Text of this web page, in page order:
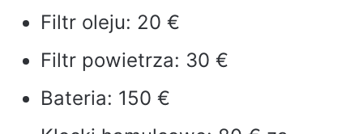
Filtr oleju: 20 €
Filtr powietrza: 30 €
Bateria: 150 €